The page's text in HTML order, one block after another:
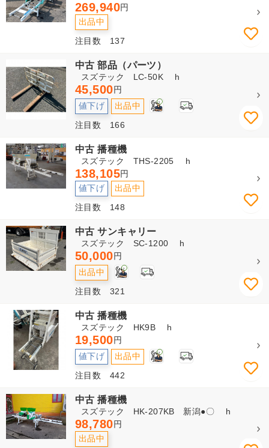
269,940円
出品中
注目数 137
中古 部品（パーツ）
スズテック LC-50K h
45,500円
値下げ 出品中 2
注目数 166
中古 播種機
スズテック THS-2205 h
138,105円
値下げ 出品中
注目数 148
中古 サンキャリー
スズテック SC-1200 h
50,000円
出品中 2
注目数 321
中古 播種機
スズテック HK9B h
19,500円
値下げ 出品中 2
注目数 442
中古 播種機
スズテック HK-207KB 新潟●〇 h
98,780円
出品中